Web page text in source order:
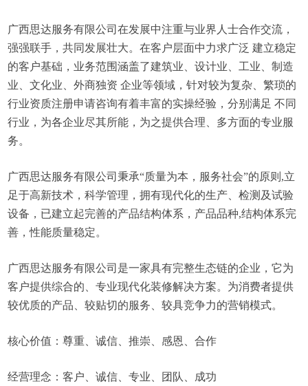
广西思达服务有限公司在发展中注重与业界人士合作交流，
强强联手，共同发展壮大。在客户层面中力求广泛 建立稳定
的客户基础，业务范围涵盖了建筑业、设计业、工业、制造
业、文化业、外商独资 企业等领域，针对较为复杂、繁琐的
行业资质注册申请咨询有着丰富的实操经验，分别满足 不同
行业，为各企业尽其所能，为之提供合理、多方面的专业服
务。
广西思达服务有限公司秉承“质量为本，服务社会”的原则,立
足于高新技术，科学管理，拥有现代化的生产、检测及试验
设备，已建立起完善的产品结构体系，产品品种,结构体系完
善，性能质量稳定。
广西思达服务有限公司是一家具有完整生态链的企业，它为
客户提供综合的、专业现代化装修解决方案。为消费者提供
较优质的产品、较贴切的服务、较具竞争力的营销模式。
核心价值：尊重、诚信、推崇、感恩、合作
经营理念：客户、诚信、专业、团队、成功